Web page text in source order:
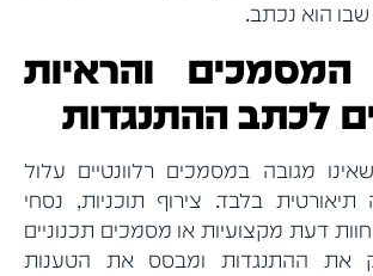
שבו הוא נכתב.
המסמכים והראיות
לכתב ההתנגדות
מגובה במסמכים רלוונטיים עלול
בלבד. צירוף תוכניות, נסחי
דעת מקצועיות או מסמכים תכנוניים
את ההתנגדות ומבסס את הטענות